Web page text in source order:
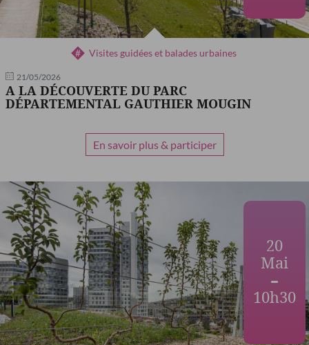
Visites guidées et balades urbaines
21/05/2026
A LA DÉCOUVERTE DU PARC
DÉPARTEMENTAL GAUTHIER MOUGIN
En savoir plus & participer
20
Mai
10h30